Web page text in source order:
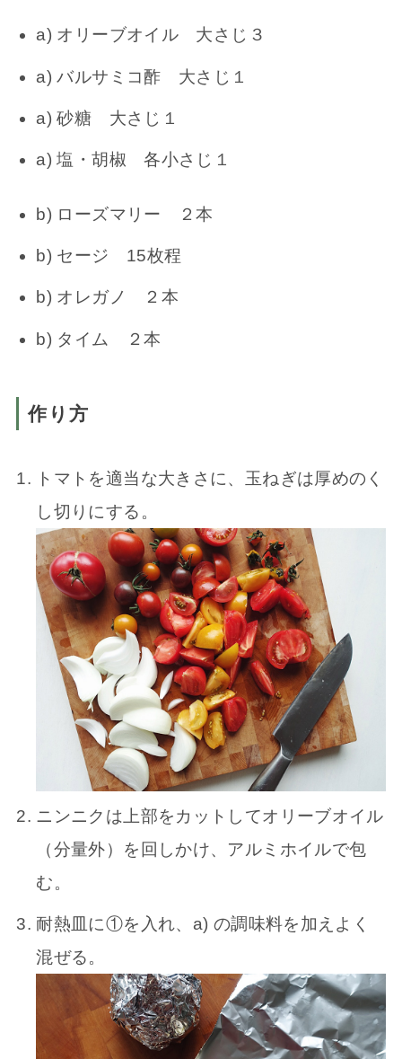
a) オリーブオイル 大さじ３
a) バルサミコ酢 大さじ１
a) 砂糖 大さじ１
a) 塩・胡椒 各小さじ１
b) ローズマリー ２本
b) セージ 15枚程
b) オレガノ ２本
b) タイム ２本
作り方
トマトを適当な大きさに、玉ねぎは厚めのく
し切りにする。
ニンニクは上部をカットしてオリーブオイル
（分量外）を回しかけ、アルミホイルで包
む。
耐熱皿に①を入れ、a) の調味料を加えよく
混ぜる。